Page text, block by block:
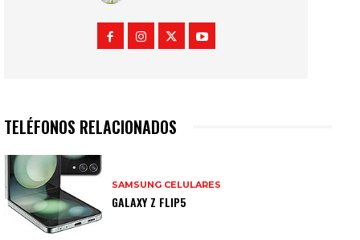
TELÉFONOS RELACIONADOS
SAMSUNG CELULARES
GALAXY Z FLIP5